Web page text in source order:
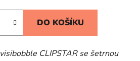
DO KOŠÍKU
CLIPSTAR se šetrnou